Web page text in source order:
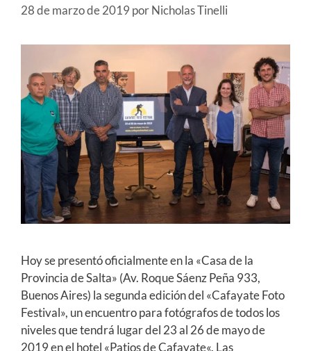
28 de marzo de 2019 porNicholas Tinelli
Hoy se presentó oficialmente en la «Casa de la
Provincia de Salta» (Av. Roque Sáenz Peña 933,
Buenos Aires) la segunda edición del «Cafayate Foto
Festival», un encuentro para fotógrafos de todos los
niveles que tendrá lugar del 23 al 26 de mayo de
2019 en el hotel «Patios de Cafayate«. Las